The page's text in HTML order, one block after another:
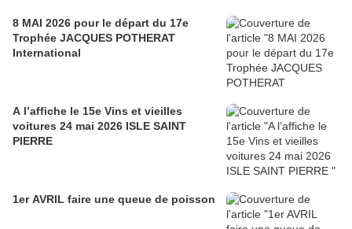
8 MAI 2026 pour le départ du 17e
Trophée JACQUES POTHERAT
International
A l’affiche le 15e Vins et vieilles
voitures 24 mai 2026 ISLE SAINT
PIERRE
1er AVRIL faire une queue de poisson